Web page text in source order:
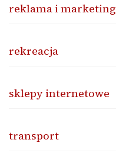
reklama i marketing
rekreacja
sklepy internetowe
transport